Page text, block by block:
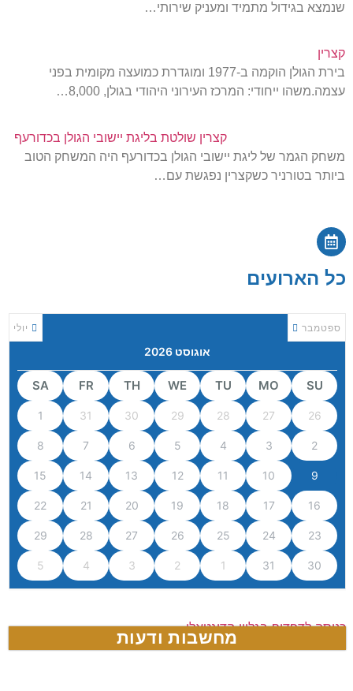
שנמצא בגידול מתמיד ומעניק שירותי…
קצרין
בירת הגולן הוקמה ב-1977 ומוגדרת כמועצה מקומית בפני
עצמה.משהו ייחודי: המרכז העירוני היהודי בגולן, 8,000…
קצרין שולטת בליגת יישובי הגולן בכדורעף
משחק הגמר של ליגת יישובי הגולן בכדורעף היה המשחק הטוב
ביותר בטורניר כשקצרין נפגשת עם…
כל הארועים
יולי
אוגוסט 2026
ספטמבר
SU
MO
TU
WE
TH
FR
SA
26
27
28
29
30
31
1
2
3
4
5
6
7
8
9
10
11
12
13
14
15
16
17
18
19
20
21
22
23
24
25
26
27
28
29
30
31
1
2
3
4
5
כניסה לדפדוף בגליון הדיגטאלי
מחשבות ודעות